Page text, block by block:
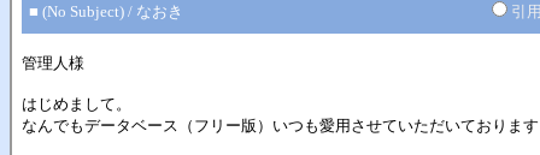
■ (No Subject) / なおき 引
管理人様
はじめまして。
なんでもデータベース（フリー版）いつも愛用させていただいておりま